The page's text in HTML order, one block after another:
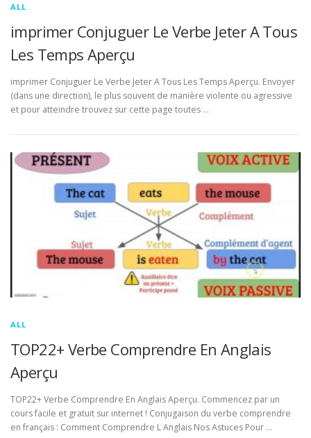
ALL
imprimer Conjuguer Le Verbe Jeter A Tous
Les Temps Aperçu
imprimer Conjuguer Le Verbe Jeter A Tous Les Temps Aperçu. Envoyer
(dans une direction), le plus souvent de manière violente ou agressive
et pour atteindre trouvez sur cette page toutes …
ALL
TOP22+ Verbe Comprendre En Anglais
Aperçu
TOP22+ Verbe Comprendre En Anglais Aperçu. Commencez par un
cours facile et gratuit sur internet ! Conjugaison du verbe comprendre
en français : Comment Comprendre L Anglais Nos Astuces Pour …